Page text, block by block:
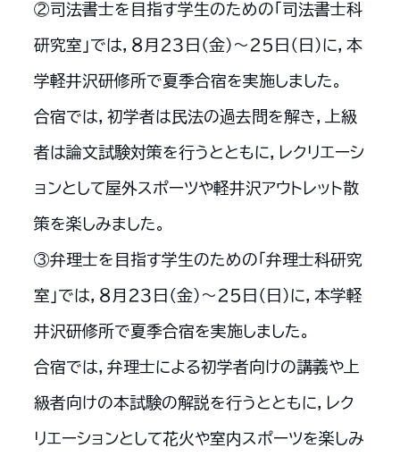
②司法書士を目指す学生のための「司法書士科
研究室」では，８月２３日（金）～２５日（日）に，本
学軽井沢研修所で夏季合宿を実施しました。
合宿では，初学者は民法の過去問を解き，上級
者は論文試験対策を行うとともに，レクリエーシ
ョンとして屋外スポーツや軽井沢アウトレット散
策を楽しみました。
③弁理士を目指す学生のための「弁理士科研究
室」では，８月２３日（金）～２５日（日）に，本学軽
井沢研修所で夏季合宿を実施しました。
合宿では，弁理士による初学者向けの講義や上
級者向けの本試験の解説を行うとともに，レク
リエーションとして花火や室内スポーツを楽しみ